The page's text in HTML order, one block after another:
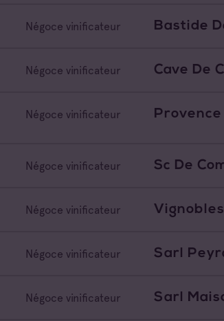
Négoce vinificateur Bastide
Négoce vinificateur Cave De
Négoce vinificateur
Négoce vinificateur Sc De
Négoce vinificateur
Négoce vinificateur Sarl
Négoce vinificateur Sarl